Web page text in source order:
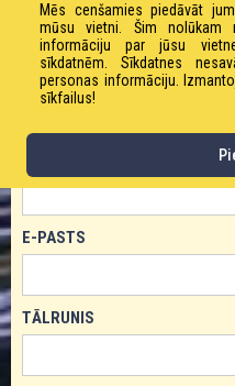
Ruļļa garums: 50 m
PASŪTĪT PRODUKTU!
E-PASTS
TĀLRUNIS
Mēs cenšamies piedāvāt
mūsu vietni. Šim nolūkam
informāciju par jūsu
sīkdatnēm. Sīkdatnes
personas informāciju.
sīkfailus!